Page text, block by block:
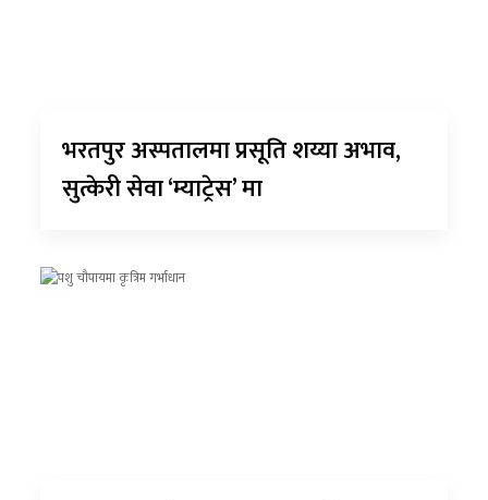
भरतपुर अस्पतालमा प्रसूति शय्या अभाव,
सुत्केरी सेवा ‘म्याट्रेस’ मा